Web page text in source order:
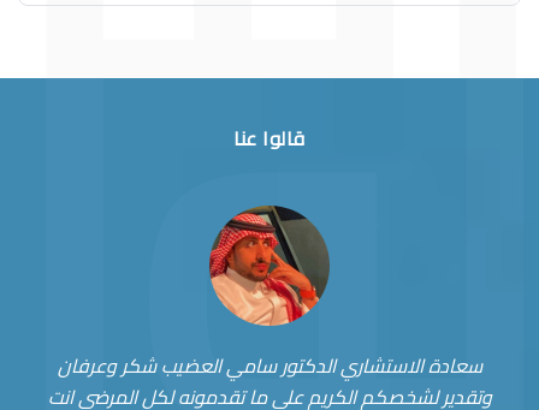
قالوا عنا
سعادة الاستشاري الدكتور سامي العضيب شكر وعرفان
وتقدير لشخصكم الكريم على ما تقدمونه لكل المرضى انت